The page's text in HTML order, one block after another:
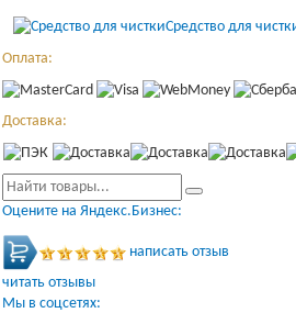
Средство для
Оплата:
Доставка:
Оцените на Яндекс.Бизнес:
написать отзыв
читать отзывы
Мы в соцсетях: